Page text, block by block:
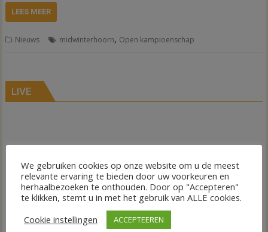
LEES MEER
Nieuws midwinterhoorn, Open kampioenschap
LIVE
We gebruiken cookies op onze website om u de meest
relevante ervaring te bieden door uw voorkeuren en
herhaalbezoeken te onthouden. Door op "Accepteren"
te klikken, stemt u in met het gebruik van ALLE cookies.
Cookie instellingen
ACCEPTEEREN